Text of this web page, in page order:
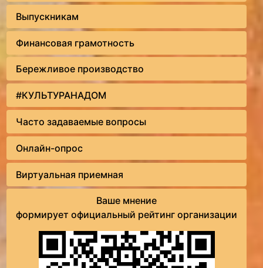
Выпускникам
Финансовая грамотность
Бережливое производство
#КУЛЬТУРАНАДОМ
Часто задаваемые вопросы
Онлайн-опрос
Виртуальная приемная
Ваше мнение
формирует официальный рейтинг организации